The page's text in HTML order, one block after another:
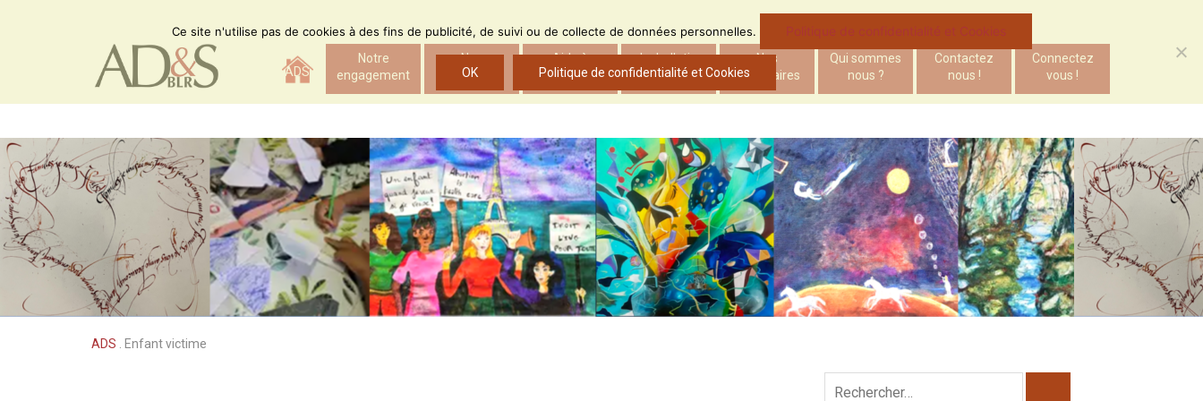
ADS
Notre
engagement
Nos
actions
Aide à
l’insertion
Le bulletin
d’ADS
Nos
partenaires
Qui sommes
nous ?
Contactez
nous !
Connectez
vous !
ADS Enfant victime
Ce site n'utilise pas de cookies à des fins de publicité, de suivi ou de collecte de données personnelles. Politique de confidentialité et Cookies
OK Politique de confidentialité et Cookies